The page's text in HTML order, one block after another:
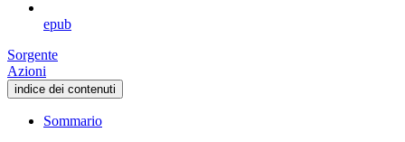
epub
Sorgente
Azioni
indice dei contenuti
Sommario